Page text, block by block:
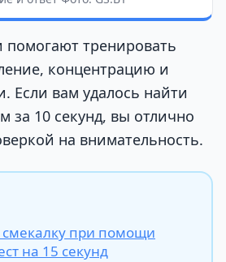
тренировать
концентрацию и
Если вам удалось найти
за 10 секунд, вы отлично
на внимательность.
смекалку при помощи
на 15 секунд